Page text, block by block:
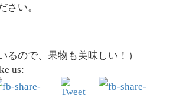
さい。
るので、果物も美味しい！）
us: